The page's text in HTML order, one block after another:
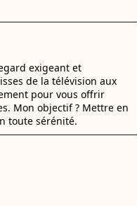
exigeant et
de la télévision aux
pour vous offrir
Mon objectif ? Mettre en
toute sérénité.